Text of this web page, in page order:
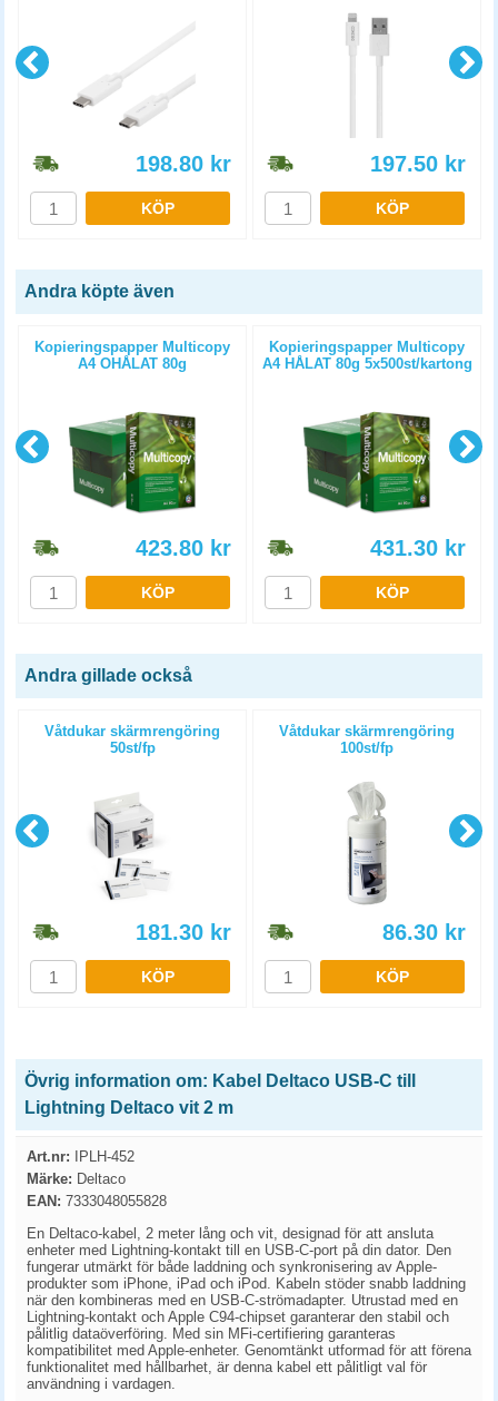
198.80 kr
KÖP
197.50 kr
KÖP
Andra köpte även
Kopieringspapper Multicopy
A4 OHÅLAT 80g
423.80 kr
KÖP
Kopieringspapper Multicopy
A4 HÅLAT 80g 5x500st/kartong
431.30 kr
KÖP
Andra gillade också
Våtdukar skärmrengöring
50st/fp
181.30 kr
KÖP
Våtdukar skärmrengöring
100st/fp
86.30 kr
KÖP
Övrig information om: Kabel Deltaco USB-C till
Lightning Deltaco vit 2 m
Art.nr: IPLH-452
Märke: Deltaco
EAN: 7333048055828
En Deltaco-kabel, 2 meter lång och vit, designad för att ansluta
enheter med Lightning-kontakt till en USB-C-port på din dator. Den
fungerar utmärkt för både laddning och synkronisering av Apple-
produkter som iPhone, iPad och iPod. Kabeln stöder snabb laddning
när den kombineras med en USB-C-strömadapter. Utrustad med en
Lightning-kontakt och Apple C94-chipset garanterar den stabil och
pålitlig dataöverföring. Med sin MFi-certifiering garanteras
kompatibilitet med Apple-enheter. Genomtänkt utformad för att förena
funktionalitet med hållbarhet, är denna kabel ett pålitligt val för
användning i vardagen.